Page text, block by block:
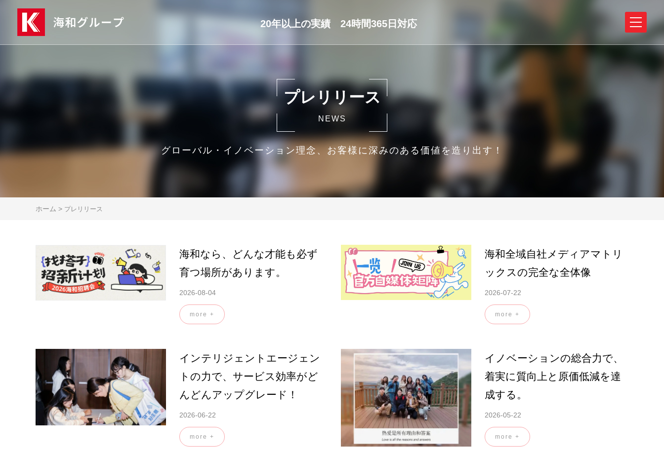
20年以上の実績 24時間365日対応
プレリリース
NEWS
グローバル・イノベーション理念、お客様に深みのある価値を造り出す！
ホーム > プレリリース
海和なら、どんな才能も必ず
育つ場所があります。
2026-08-04
more +
海和全域自社メディアマトリ
ックスの完全な全体像
2026-07-22
more +
インテリジェントエージェン
トの力で、サービス効率がど
んどんアップグレード！
2026-06-22
more +
イノベーションの総合力で、
着実に質向上と原価低減を達
成する。
2026-05-22
more +